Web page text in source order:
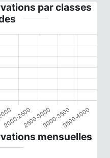
par classes
mensuelles